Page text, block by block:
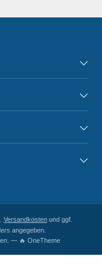
Versandkosten und ggf.
angegeben.
— 🔥 OneTheme